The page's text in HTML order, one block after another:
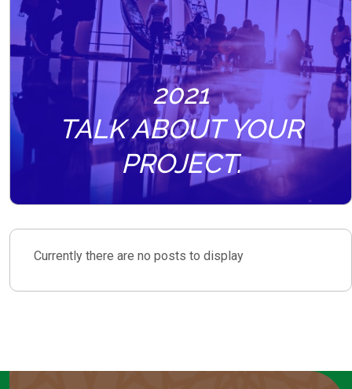
2021
TALK ABOUT YOUR
PROJECT.
Currently there are no posts to display